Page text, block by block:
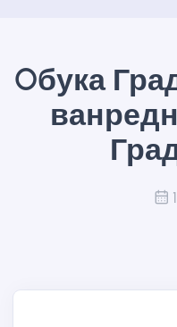
Oбука